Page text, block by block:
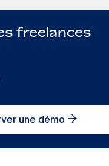
freelances
une démo